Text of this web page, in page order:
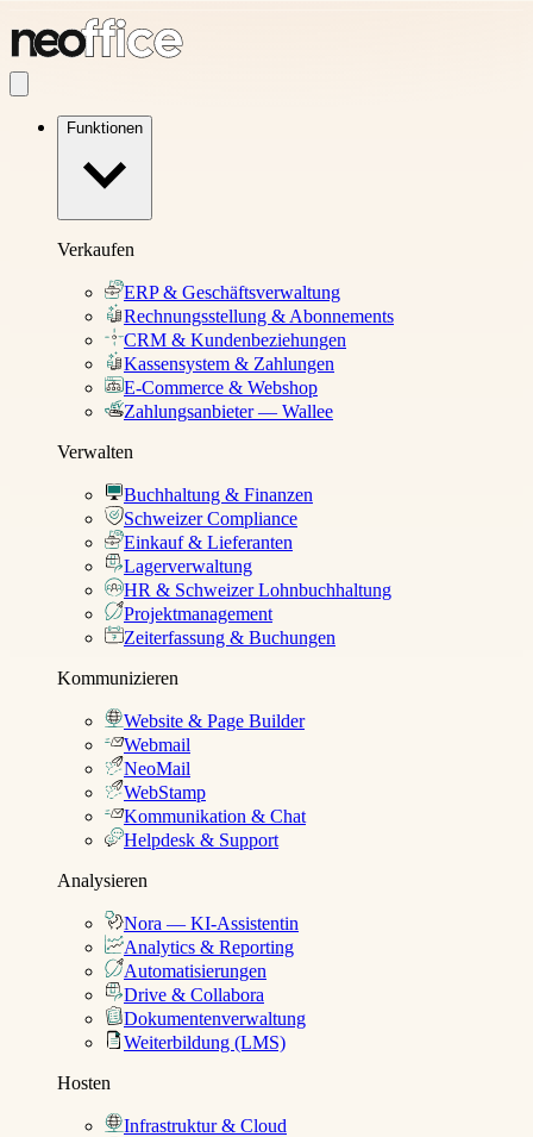
Funktionen
Verkaufen
ERP & Geschäftsverwaltung
Rechnungsstellung & Abonnements
CRM & Kundenbeziehungen
Kassensystem & Zahlungen
E-Commerce & Webshop
Zahlungsanbieter — Wallee
Verwalten
Buchhaltung & Finanzen
Schweizer Compliance
Einkauf & Lieferanten
Lagerverwaltung
HR & Schweizer Lohnbuchhaltung
Projektmanagement
Zeiterfassung & Buchungen
Kommunizieren
Website & Page Builder
Webmail
NeoMail
WebStamp
Kommunikation & Chat
Helpdesk & Support
Analysieren
Nora — KI-Assistentin
Analytics & Reporting
Automatisierungen
Drive & Collabora
Dokumentenverwaltung
Weiterbildung (LMS)
Hosten
Infrastruktur & Cloud